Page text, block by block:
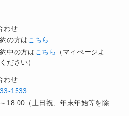
わせ
の方はこちら
中の方は こちら
（マイぺージよ
ださい）
わせ
1533
18:00（土日祝、年末年始等を除